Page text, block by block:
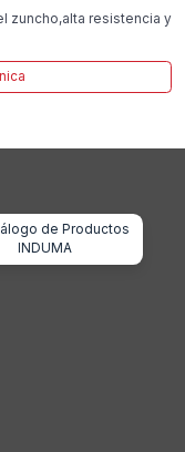
zuncho,alta resistencia y